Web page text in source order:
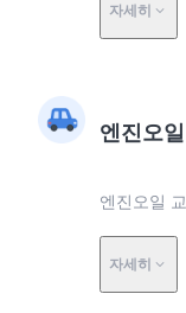
자세히
엔진오
엔진오일
자세히